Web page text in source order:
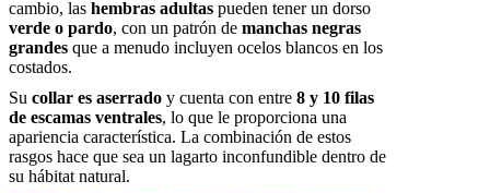
cambio, las hembras adultas pueden tener un dorso
verde o pardo, con un patrón de manchas negras
grandes que a menudo incluyen ocelos blancos en los
costados.
Su collar es aserrado y cuenta con entre 8 y 10 filas
de escamas ventrales, lo que le proporciona una
apariencia característica. La combinación de estos
rasgos hace que sea un lagarto inconfundible dentro de
su hábitat natural.